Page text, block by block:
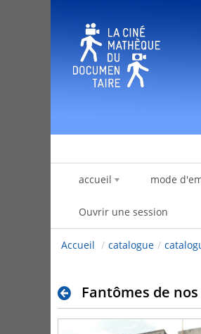
accueil mode
Ouvrir une session
Accueil / catalogue /
Fantômes de